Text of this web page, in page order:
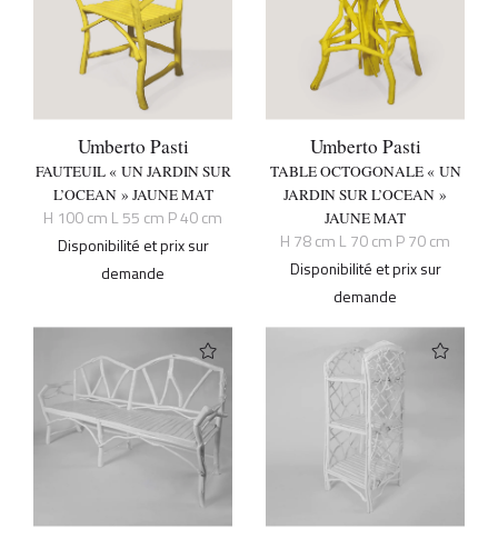
Umberto Pasti
FAUTEUIL « UN JARDIN SUR
L’OCEAN » JAUNE MAT
H 100 cm L 55 cm P 40 cm
Disponibilité et prix sur
demande
Umberto Pasti
TABLE OCTOGONALE « UN
JARDIN SUR L’OCEAN »
JAUNE MAT
H 78 cm L 70 cm P 70 cm
Disponibilité et prix sur
demande